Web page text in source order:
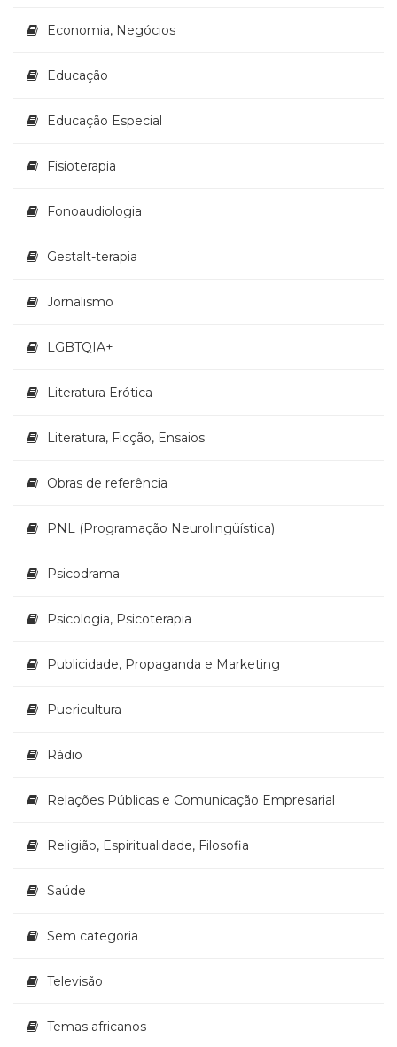
(22)
africanos
Ocupacional
Treinamento
RH
(1)
Prática
Economia, Negócios
Educação
Educação Especial
Fisioterapia
Fonoaudiologia
Gestalt-terapia
Jornalismo
LGBTQIA+
Literatura Erótica
Literatura, Ficção, Ensaios
Obras de referência
PNL (Programação Neurolingüística)
Psicodrama
Psicologia, Psicoterapia
Publicidade, Propaganda e Marketing
Puericultura
Rádio
Relações Públicas e Comunicação Empresarial
Religião, Espiritualidade, Filosofia
Saúde
Sem categoria
Televisão
Temas africanos